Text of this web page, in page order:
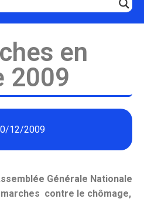
en
2009
12/2009
Générale Nationale
contre le chômage,